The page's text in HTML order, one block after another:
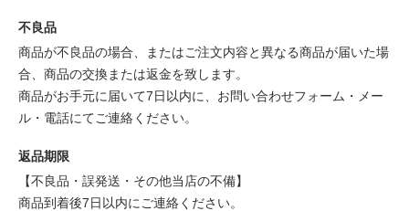
不良品
商品が不良品の場合、またはご注文内容と異なる商品が届いた場
合、商品の交換または返金を致します。
商品がお手元に届いて7日以内に、お問い合わせフォーム・メー
ル・電話にてご連絡ください。
返品期限
【不良品・誤発送・その他当店の不備】
商品到着後7日以内にご連絡ください。